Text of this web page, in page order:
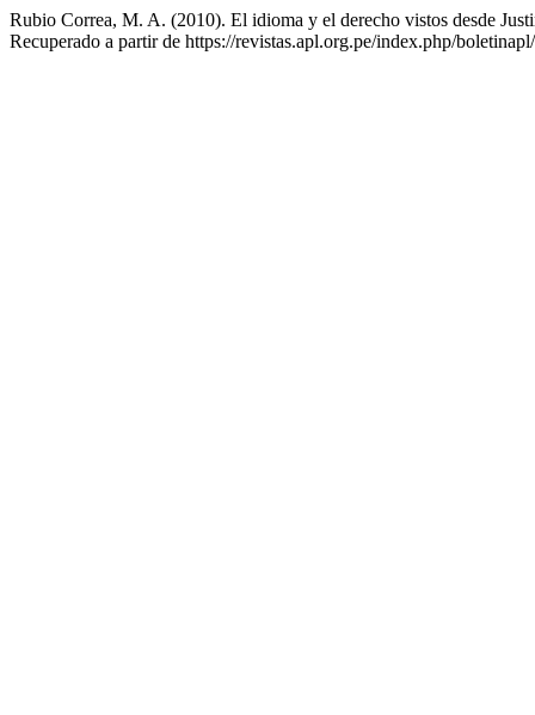
Rubio Correa, M. A. (2010). El idioma y el derecho vistos desde
Recuperado a partir de https://revistas.apl.org.pe/index.php/